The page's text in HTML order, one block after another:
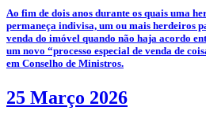
­Ao fim de dois anos durante os quais uma
permaneça indivisa, um ou mais herdeiros
venda do imóvel quando não haja acordo
um novo “processo especial de venda de
em Conselho de Ministros.
25 Março 2026